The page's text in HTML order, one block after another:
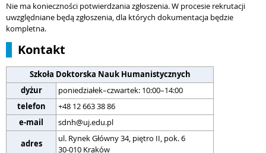
Nie ma konieczności potwierdzania zgłoszenia. W procesie rekrutacji
uwzględniane będą zgłoszenia, dla których dokumentacja będzie
kompletna.
Kontakt
Szkoła Doktorska Nauk Humanistycznych
dyżur
poniedziałek–czwartek: 10:00–14:00
telefon
+48 12 663 38 86
e-mail
sdnh@uj.edu.pl
adres
ul. Rynek Główny 34, piętro II, pok. 6
30-010 Kraków